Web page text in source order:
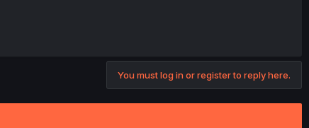
You must log in or register to reply here.